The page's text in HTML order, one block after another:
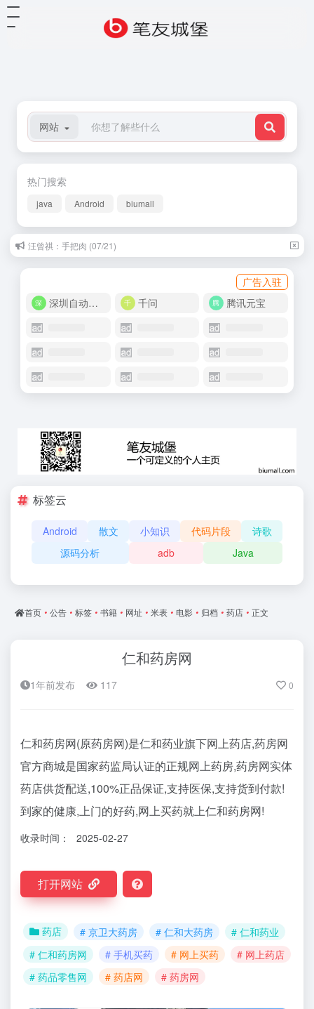
网站
热门搜索
java Android biumall
汪曾祺：手把肉 (07/21)
广告入驻
深圳自动化商城
千问 腾讯元宝
标签云
Android 散文 小知识 代码片段
诗歌
源码分析
adb Java
首页 • 公告 • 标签 • 书籍 • 网址 • 米表 • 电影 • 归档 • 药店 • 正文
仁和药房网
1年前发布 117 0
仁和药房网(原药房网)是仁和药业旗下网上药店,药房网
官方商城是国家药监局认证的正规网上药房,药房网实体
药店供货配送,100%正品保证,支持医保,支持货到付款!
到家的健康,上门的好药,网上买药就上仁和药房网!
收录时间： 2025-02-27
打开网站
药店 # 京卫大药房 # 仁和大药房
# 仁和药业
# 仁和药房网
# 手机买药 # 网上买药
# 网上药店
# 药品零售网
# 药店网 # 药房网